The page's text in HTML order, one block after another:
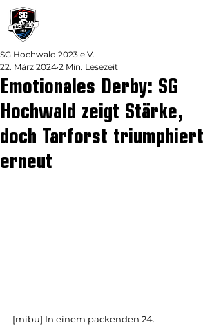
Emotionales Derby: SG
Hochwald zeigt Stärke,
doch Tarforst triumphiert
erneut
SG Hochwald 2023 e.V.
22. März 2024 2 Min. Lesezeit
[mibu] In einem packenden 24.